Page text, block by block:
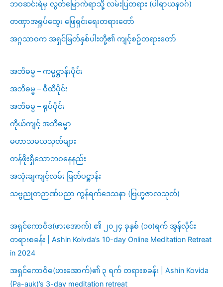
ဘဝဆင်းရဲမှ လွတ်မြောက်ရာသို့ လမ်းပြတရား (ပါရာယနဝဂ်)
တဏှာအရှုပ်ထွေး ဖြေရှင်းရေးတရားတော်
အဂ္ဂသာဝက အရှင်မြတ်နှစ်ပါးတို့၏ ကျင့်စဥ်တရားတော်
အဘိဓမ္မ – ကမ္မဋ္ဌာန်းပိုင်း
အဘိဓမ္မ – ဝီထိပိုင်း
အဘိဓမ္မ – ရုပ်ပိုင်း
ကိုယ်ကျင့် အဘိဓမ္မာ
မဟာသမယသုတ်များ
တန်ဖိုးရှိသောဘဝနေနည်း
အသုံးချကျင့်လမ်း မြတ်ပဋ္ဌာန်း
သဗ္ဗညုတဉာဏ်ပညာ ကွန်ရက်ဒေသနာ (ဗြဟ္မဇာလသုတ်)
အရှင်ကောဝိဒ(ဖားအောက်) ၏ ၂၀၂၄ ခုနှစ် (၁၀)ရက် အွန်လိုင်း
တရားစခန်း | Ashin Koivda’s 10-day Online Meditation Retreat
in 2024
အရှင်ကောဝိဓ(ဖားအောက်)၏ ၃ ရက် တရားစခန်း | Ashin Kovida
(Pa-auk)’s 3-day meditation retreat